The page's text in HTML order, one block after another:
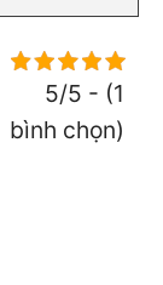
5/5 - (1
bình chọn)